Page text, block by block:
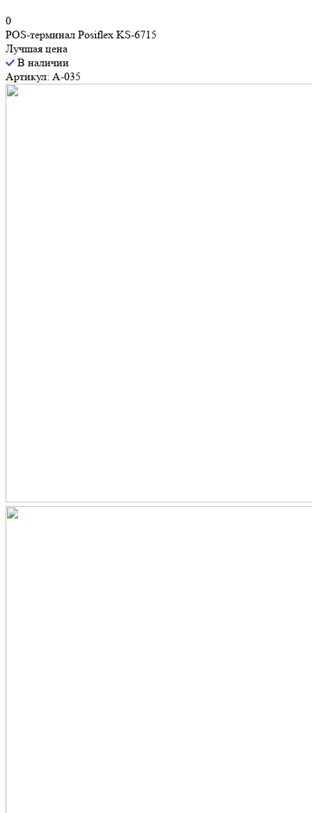
0
POS-терминал Posiflex KS-6715
Лучшая цена
В наличии
Артикул: A-035